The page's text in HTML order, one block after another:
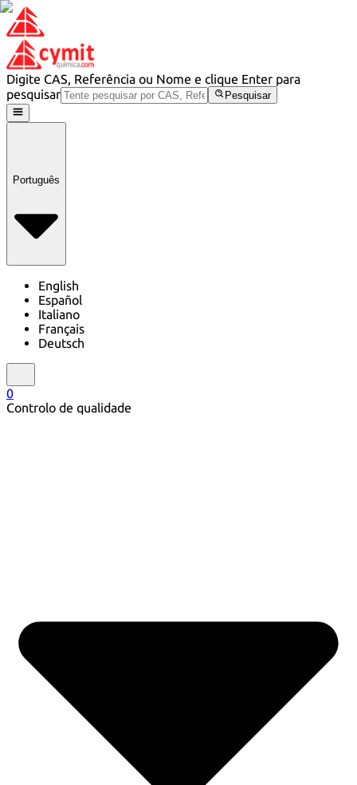
Digite CAS, Referência ou Nome e clique Enter para
pesquisar
Pesquisar
Português
English
Español
Italiano
Français
Deutsch
0
Controlo de qualidade